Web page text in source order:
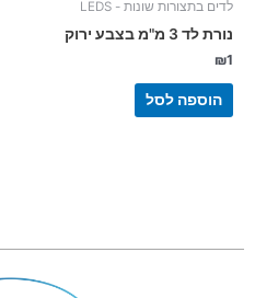
לדים בתצורות שונות - LEDS
נורת לד 3 מ"מ בצבע ירוק
₪1
הוספה לסל